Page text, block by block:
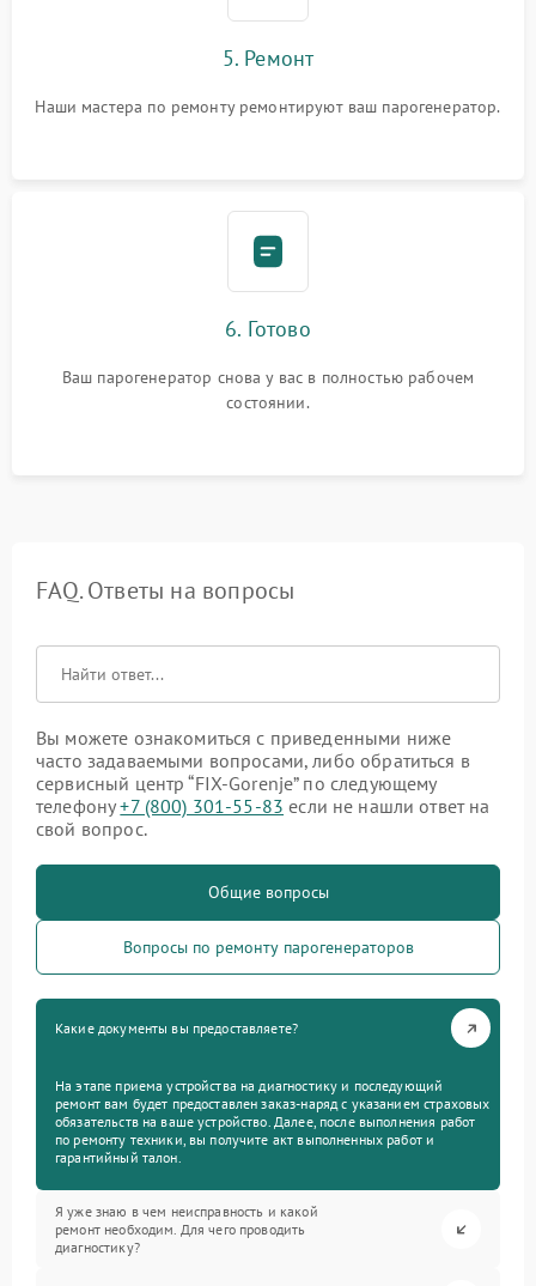
5. Ремонт
Наши мастера по ремонту ремонтируют ваш парогенератор.
6. Готово
Ваш парогенератор снова у вас в полностью рабочем
состоянии.
FAQ. Ответы на вопросы
Вы можете ознакомиться с приведенными ниже
часто задаваемыми вопросами, либо обратиться в
сервисный центр “FIX-Gorenje” по следующему
телефону+7 (800) 301-55-83 если не нашли ответ на
свой вопрос.
Общие вопросы
Вопросы по ремонту парогенераторов
Какие документы вы предоставляете?
На этапе приема устройства на диагностику и последующий
ремонт вам будет предоставлен заказ-наряд с указанием страховых
обязательств на ваше устройство. Далее, после выполнения работ
по ремонту техники, вы получите акт выполненных работ и
гарантийный талон.
Я уже знаю в чем неисправность и какой
ремонт необходим. Для чего проводить
диагностику?